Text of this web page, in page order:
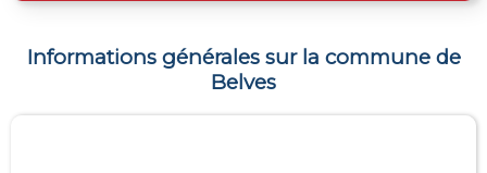
Informations générales sur la commune de
Belves